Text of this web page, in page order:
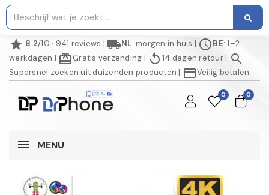
star 8.2/10 · 941 reviews | local_shippingNL: morgen in huis | scheduleBE: 1–2
werkdagen | redeemGratis verzending | replay 14 dagen retour| search
Supersnel zoeken uit duizenden producten | credit_cardVeilig betalen
0 0
MENU